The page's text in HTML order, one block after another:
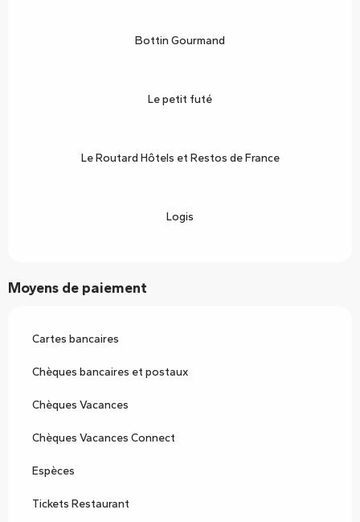
Bottin Gourmand
Le petit futé
Le Routard Hôtels et Restos de France
Logis
Moyens de paiement
Cartes bancaires
Chèques bancaires et postaux
Chèques Vacances
Chèques Vacances Connect
Espèces
Tickets Restaurant